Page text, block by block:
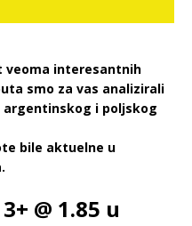
veoma interesantnih
smo za vas analizirali
argentinskog i poljskog
bile aktuelne u
@ 1.85 u